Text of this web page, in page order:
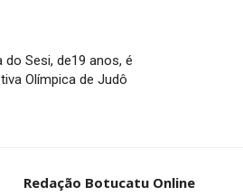
Sesi, de19 anos, é
Olímpica de Judô
Redação Botucatu Online